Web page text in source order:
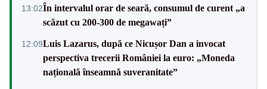
13:02În intervalul orar de seară, consumul de curent „a
scăzut cu 200-300 de megawați”
12:09Luis Lazarus, după ce Nicușor Dan a invocat
perspectiva trecerii României la euro: „Moneda
națională înseamnă suveranitate”